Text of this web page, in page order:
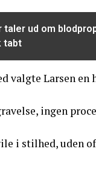
taler ud om
tabt
Larsen en
ingen
i stilhed, uden